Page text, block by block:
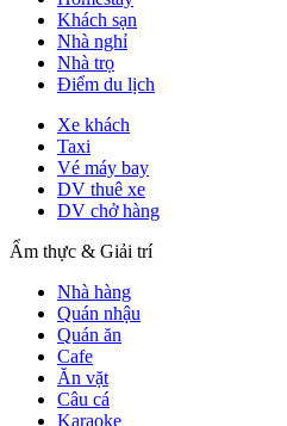
Khách sạn
Nhà nghỉ
Nhà trọ
Điểm du lịch
Xe khách
Taxi
Vé máy bay
DV thuê xe
DV chở hàng
Ẩm thực & Giải trí
Nhà hàng
Quán nhậu
Quán ăn
Cafe
Ăn vặt
Câu cá
Karaoke